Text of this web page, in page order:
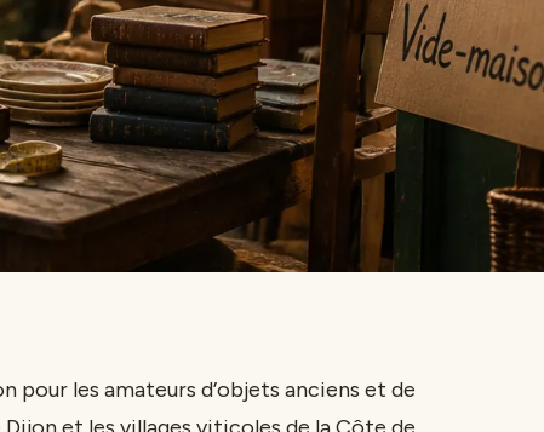
pour les amateurs d’objets anciens et de